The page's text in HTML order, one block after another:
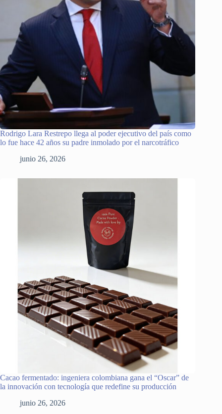
Rodrigo Lara Restrepo llega al poder ejecutivo del país como
lo fue hace 42 años su padre inmolado por el narcotráfico
junio 26, 2026
Cacao fermentado: ingeniera colombiana gana el “Oscar” de
la innovación con tecnología que redefine su producción
junio 26, 2026